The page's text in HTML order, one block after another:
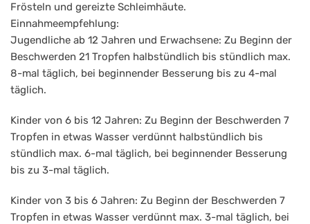
Frösteln und gereizte Schleimhäute.
Einnahmeempfehlung:
Jugendliche ab 12 Jahren und Erwachsene: Zu Beginn der
Beschwerden 21 Tropfen halbstündlich bis stündlich max.
8-mal täglich, bei beginnender Besserung bis zu 4-mal
täglich.
Kinder von 6 bis 12 Jahren: Zu Beginn der Beschwerden 7
Tropfen in etwas Wasser verdünnt halbstündlich bis
stündlich max. 6-mal täglich, bei beginnender Besserung
bis zu 3-mal täglich.
Kinder von 3 bis 6 Jahren: Zu Beginn der Beschwerden 7
Tropfen in etwas Wasser verdünnt max. 3-mal täglich, bei